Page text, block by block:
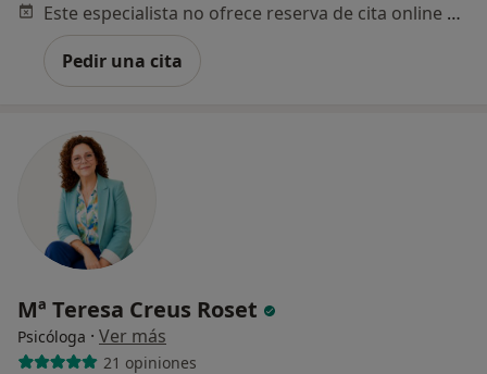
Este especialista no ofrece reserva de cita online en esta dirección.
Pedir una cita
Mª Teresa Creus Roset
Psicóloga · Ver más
21 opiniones